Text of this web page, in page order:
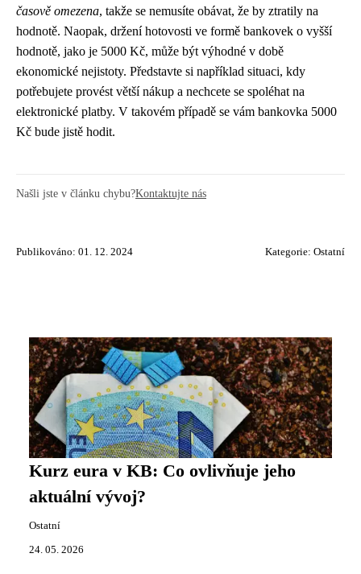
časově omezena, takže se nemusíte obávat, že by ztratily na
hodnotě. Naopak, držení hotovosti ve formě bankovek o vyšší
hodnotě, jako je 5000 Kč, může být výhodné v době
ekonomické nejistoty. Představte si například situaci, kdy
potřebujete provést větší nákup a nechcete se spoléhat na
elektronické platby. V takovém případě se vám bankovka 5000
Kč bude jistě hodit.
Našli jste v článku chybu?Kontaktujte nás
Publikováno: 01. 12. 2024 Kategorie: Ostatní
Kurz eura v KB: Co ovlivňuje jeho
aktuální vývoj?
Ostatní
24. 05. 2026